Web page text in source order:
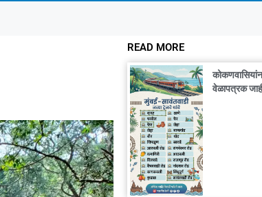
READ MORE
वेळापत्रक